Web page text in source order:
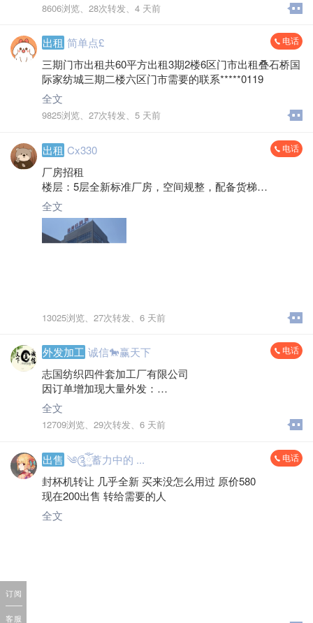
8606浏览、 28次转发、 4 天前
出租 简单点£ 电话
三期门市出租共60平方出租3期2楼6区门市出租叠石桥国
际家纺城三期二楼六区门市需要的联系*****0119
全文
9825浏览、 27次转发、 5 天前
出租 Cx330 电话
厂房招租
楼层：5层全新标准厂房，空间规整，配备货梯
面积：长85m×宽35m，单层面积 2800㎡；一半1400㎡
起租
租金：5 元 /㎡/ 月起
优势：丙类消防，自建厂房直租
全文
13025浏览、 27次转发、 6 天前
外发加工 诚信🐎赢天下 电话
志国纺织四件套加工厂有限公司
因订单增加现大量外发：
直角床单
工资好结 地址：通州区川姜镇启江村
联系电话:*****5652
全文
12709浏览、 29次转发、 6 天前
出售 ༄༊ོ࿆ྂ蓄力中的 ... 电话
封杯机转让 几乎全新 买来没怎么用过 原价580
现在200出售 转给需要的人
全文
订阅
客服